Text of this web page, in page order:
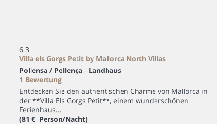
6 3
Villa els Gorgs Petit by Mallorca North Villas
Pollensa / Pollença - Landhaus
1 Bewertung
Entdecken Sie den authentischen Charme von Mallorca in
der **Villa Els Gorgs Petit**, einem wunderschönen
Ferienhaus...
(81 € Person/Nacht)